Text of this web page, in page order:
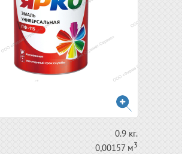
0.9 кг.
0,00157 м3